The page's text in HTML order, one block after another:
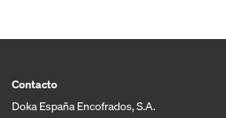
Contacto
Doka España Encofrados, S.A.